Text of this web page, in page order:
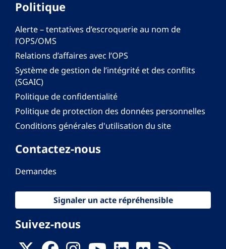
Politique
Alerte – tentatives d’escroquerie au nom de
l’OPS/OMS
Relations d’affaires avec l’OPS
Système de gestion de l’intégrité et des conflits
(SGAIC)
Politique de confidentialité
Politique de protection des données personnelles
Conditions générales d'utilisation du site
Contactez-nous
Demandes
Signaler un acte répréhensible
Suivez-nous